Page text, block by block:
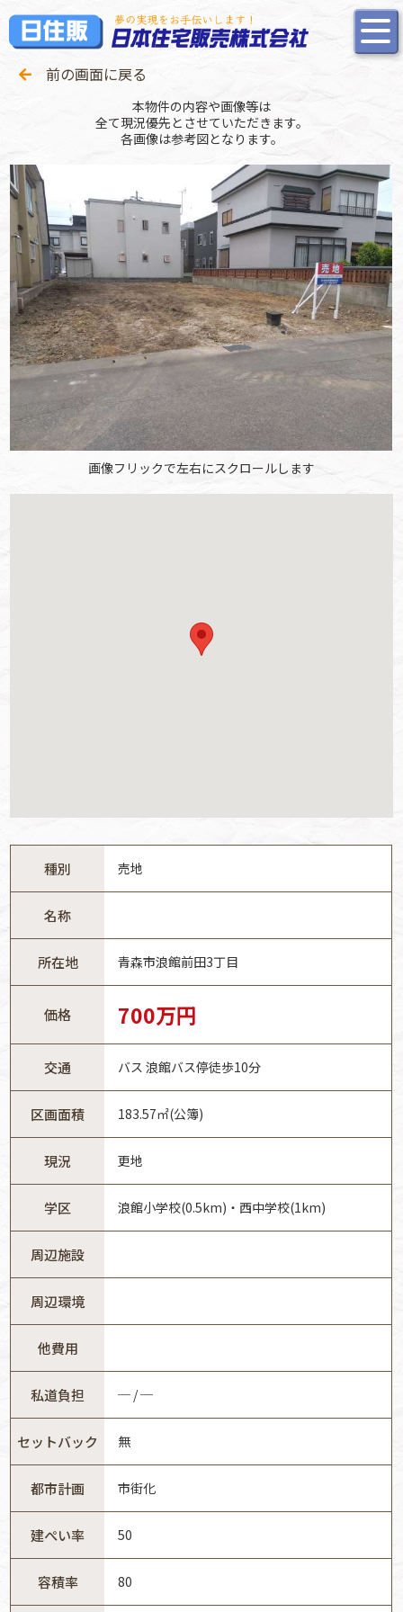
前の画面に戻る
本物件の内容や画像等は
全て現況優先とさせていただきます。
各画像は参考図となります。
画像フリックで左右にスクロールします
種別 売地
名称
所在地 青森市浪館前田3丁目
価格 700万円
交通 バス 浪館バス停徒歩10分
区画面積 183.57㎡(公簿)
現況 更地
学区 浪館小学校(0.5km)・西中学校(1km)
周辺施設
周辺環境
他費用
私道負担 ─ / ─
セットバック 無
都市計画 市街化
建ぺい率 50
容積率 80